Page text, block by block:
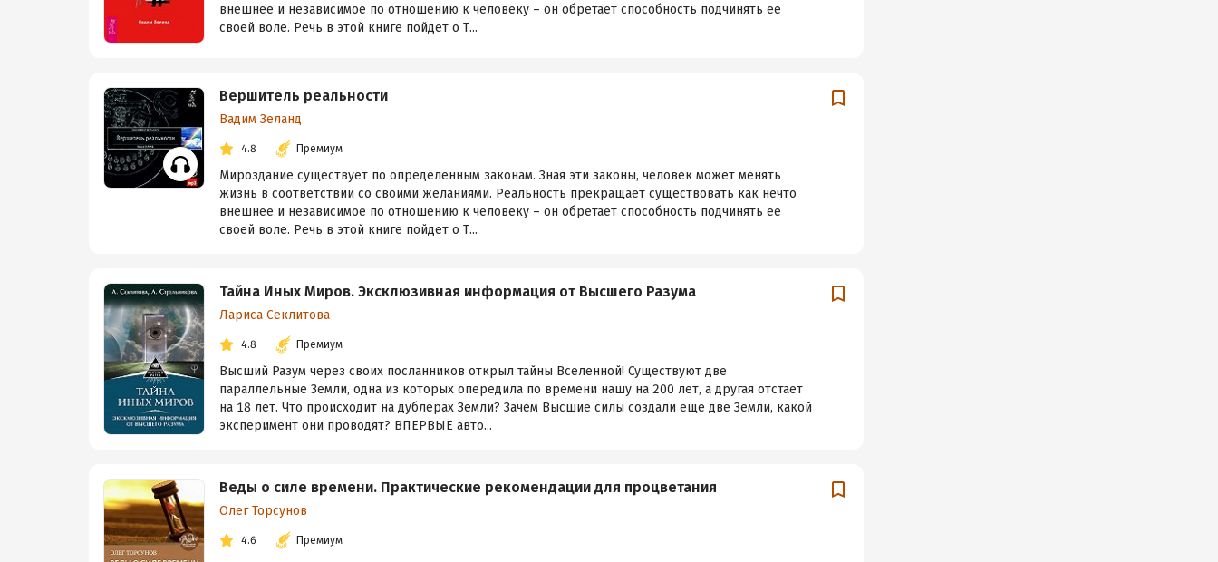
внешнее и независимое по отношению к человеку – он обретает способность подчинять ее
своей воле. Речь в этой книге пойдет о Т...
Вершитель реальности
Вадим Зеланд
4.8 Премиум
Мироздание существует по определенным законам. Зная эти законы, человек может менять
жизнь в соответствии со своими желаниями. Реальность прекращает существовать как нечто
внешнее и независимое по отношению к человеку – он обретает способность подчинять ее
своей воле. Речь в этой книге пойдет о Т...
Тайна Иных Миров. Эксклюзивная информация от Высшего Разума
Лариса Секлитова
4.8 Премиум
Высший Разум через своих посланников открыл тайны Вселенной! Существуют две
параллельные Земли, одна из которых опередила по времени нашу на 200 лет, а другая отстает
на 18 лет. Что происходит на дублерах Земли? Зачем Высшие силы создали еще две Земли, какой
эксперимент они проводят? ВПЕРВЫЕ авто...
Веды о силе времени. Практические рекомендации для процветания
Олег Торсунов
4.6 Премиум